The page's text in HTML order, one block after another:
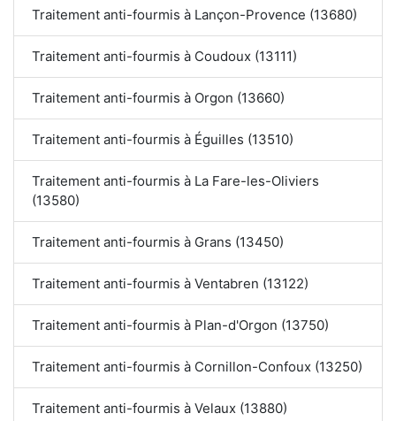
Traitement anti-fourmis à Lançon-Provence (13680)
Traitement anti-fourmis à Coudoux (13111)
Traitement anti-fourmis à Orgon (13660)
Traitement anti-fourmis à Éguilles (13510)
Traitement anti-fourmis à La Fare-les-Oliviers
(13580)
Traitement anti-fourmis à Grans (13450)
Traitement anti-fourmis à Ventabren (13122)
Traitement anti-fourmis à Plan-d'Orgon (13750)
Traitement anti-fourmis à Cornillon-Confoux (13250)
Traitement anti-fourmis à Velaux (13880)